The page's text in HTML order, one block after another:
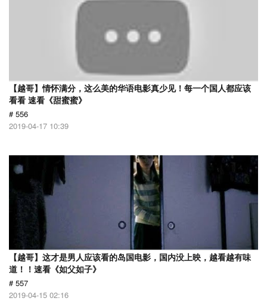
【越哥】情怀满分，这么美的华语电影真少见！每一个国人都应该
看看 速看《甜蜜蜜》
# 556
2019-04-17 10:39
【越哥】这才是男人应该看的岛国电影，国内没上映，越看越有味
道！！速看《如父如子》
# 557
2019-04-15 02:16